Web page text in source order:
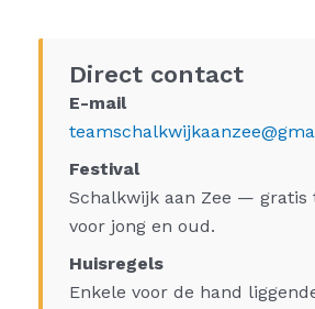
Direct contact
E-mail
Festival
Schalkwijk aan Zee — gratis
voor jong en oud.
Huisregels
Enkele voor de hand